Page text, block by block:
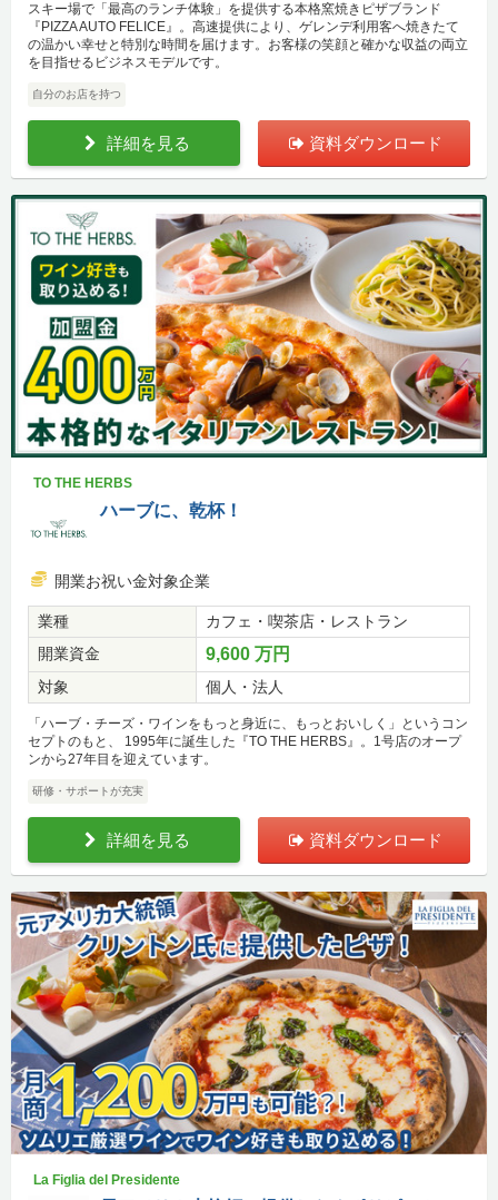
スキー場で「最高のランチ体験」を提供する本格窯焼きピザブランド
『PIZZA AUTO FELICE』。高速提供により、ゲレンデ利用客へ焼きたて
の温かい幸せと特別な時間を届けます。お客様の笑顔と確かな収益の両立
を目指せるビジネスモデルです。
自分のお店を持つ
詳細を見る 資料ダウンロード
TO THE HERBS
ハーブに、乾杯！
開業お祝い金対象企業
業種
カフェ・喫茶店・レストラン
開業資金
9,600 万円
対象 個人・法人
「ハーブ・チーズ・ワインをもっと身近に、もっとおいしく」というコン
セプトのもと、 1995年に誕生した『TO THE HERBS』。1号店のオープ
ンから27年目を迎えています。
研修・サポートが充実
詳細を見る 資料ダウンロード
La Figlia del Presidente